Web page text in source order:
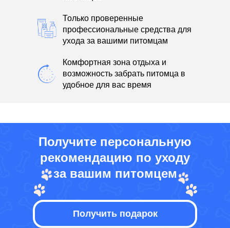
Только проверенные
профессиональные средства для
ухода за вашими питомцам
Комфортная зона отдыха и
возможность забрать питомца в
удобное для вас время
Получить подарок
Получите персональную
рекомендацию по уходу
за вашим питомцем